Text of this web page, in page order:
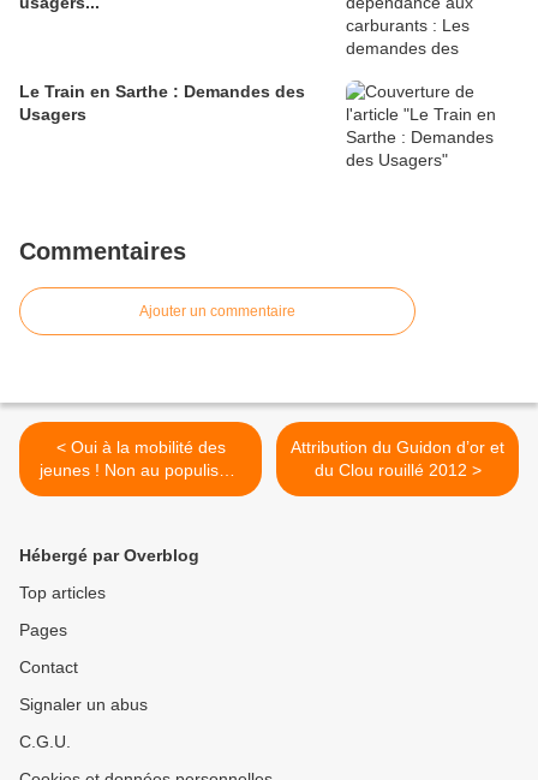
Le Train en Sarthe : Demandes des
Usagers
Commentaires
Ajouter un commentaire
< Oui à la mobilité des
jeunes ! Non au populisme
automobile…
Attribution du Guidon d’or et
du Clou rouillé 2012 >
Hébergé par Overblog
Top articles
Pages
Contact
Signaler un abus
C.G.U.